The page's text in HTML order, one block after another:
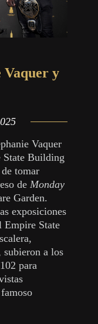
Vaquer y
Vaquer
Building
tomar
de Monday
Garden.
exposiciones
Empire State
subieron a los
para